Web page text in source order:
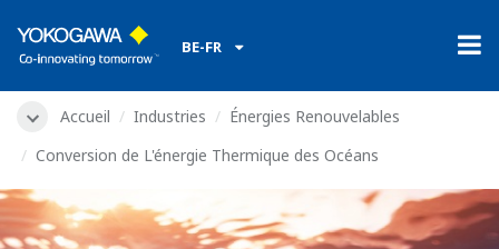
BE-FR
Accueil Industries
Énergies Renouvelables
Conversion de L'énergie Thermique des Océans